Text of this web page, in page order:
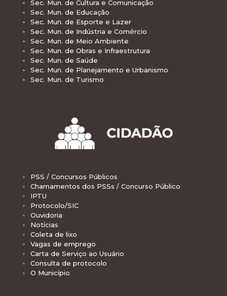
Sec. Mun. de Cultura e Comunicação
Sec. Mun. de Educação
Sec. Mun. de Esporte e Lazer
Sec. Mun. de Indústria e Comércio
Sec. Mun. de Meio Ambiente
Sec. Mun. de Obras e Infraestrutura
Sec. Mun. de Saúde
Sec. Mun. de Planejamento e Urbanismo
Sec. Mun. de Turismo
PSS / Concursos Públicos
Chamamentos dos PSSs / Concurso Público
IPTU
Protocolo/SIC
Ouvidoria
Notícias
Coleta de lixo
Vagas de emprego
Carta de Serviço ao Usuário
Consulta de protocolo
O Município